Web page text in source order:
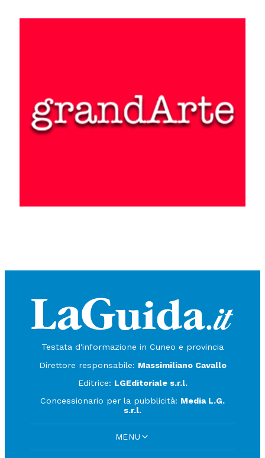
Testata d'informazione in Cuneo e provincia
Direttore responsabile: Massimiliano Cavallo
Editrice: LGEditoriale s.r.l.
Concessionario per la pubblicità: Media L.G.
s.r.l.
MENU